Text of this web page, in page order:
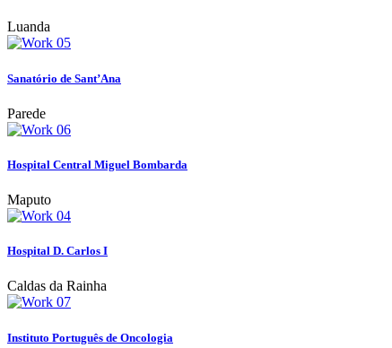
Luanda
Sanatório de Sant’Ana
Parede
Hospital Central Miguel Bombarda
Maputo
Hospital D. Carlos I
Caldas da Rainha
Instituto Português de Oncologia